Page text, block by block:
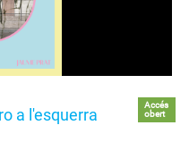
a l'esquerra
Accés
obert